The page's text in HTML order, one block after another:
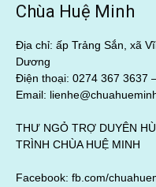
Chùa Huệ Minh
Địa chỉ: ấp Trảng Sắn, xã
Dương
Điện thoại: 0274 367 3637
Email:
THƯ NGỎ TRỢ DUYÊN
TRÌNH CHÙA HUỆ MINH
Facebook: fb.com/